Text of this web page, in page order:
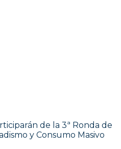
de la 3ª Ronda de
y Consumo Masivo